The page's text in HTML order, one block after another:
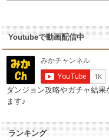
Youtubeで動画配信中
ダンジョン攻略やガチャ結
ます♪
ランキング